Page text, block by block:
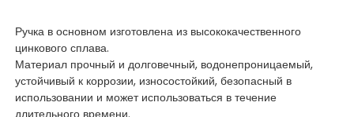
Ручка в основном изготовлена из высококачественного
цинкового сплава.
Материал прочный и долговечный, водонепроницаемый,
устойчивый к коррозии, износостойкий, безопасный в
использовании и может использоваться в течение
длительного времени.